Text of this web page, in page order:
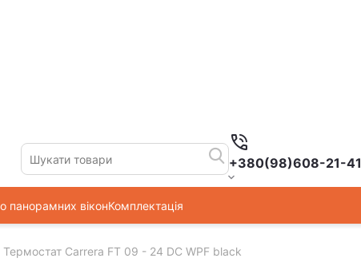
+380(98)608-21-41
панорамних віконКомплектація
Термостат Carrera FT 09 - 24 DC WPF black